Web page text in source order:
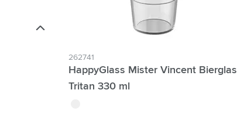
262741
HappyGlass Mister Vincent Bierglas
Tritan 330 ml